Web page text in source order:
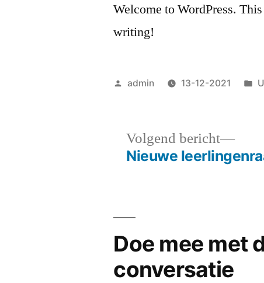
Welcome to WordPress.
writing!
Geplaatst
admin 13-12-2021
navigatie
Volgend bericht
Nieuwe
Doe mee met
conversatie